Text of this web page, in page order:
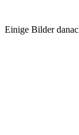
Einige Bilder